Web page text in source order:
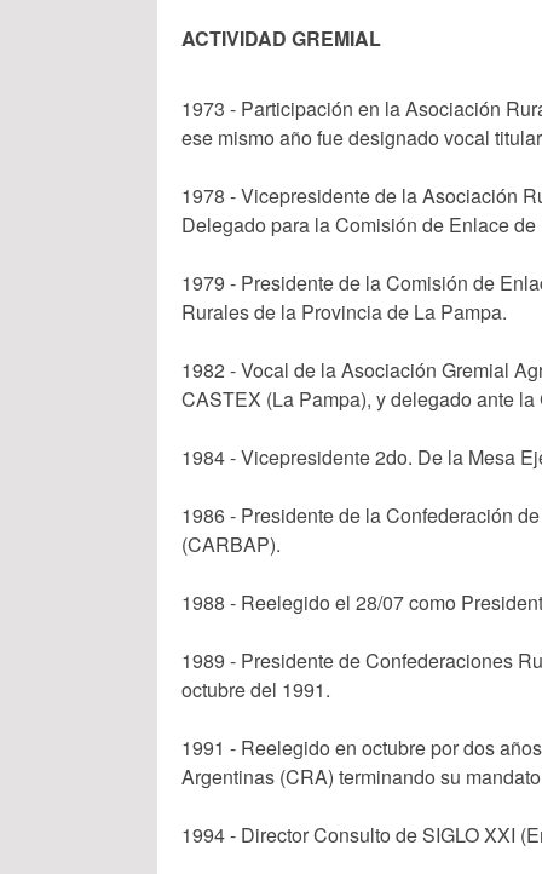
ACTIVIDAD GREMIAL
1973 - Participación en la Asociación
ese mismo año fue designado vocal
1978 - Vicepresidente de la Asociación
Delegado para la Comisión de Enlace de
1979 - Presidente de la Comisión de
Rurales de la Provincia de La Pampa.
1982 - Vocal de la Asociación Gremial
CASTEX (La Pampa), y delegado ante
1984 - Vicepresidente 2do. De la Mesa
1986 - Presidente de la Confederación
(CARBAP).
1988 - Reelegido el 28/07 como
1989 - Presidente de Confederaciones
octubre del 1991.
1991 - Reelegido en octubre por dos
Argentinas (CRA) terminando su
1994 - Director Consulto de SIGLO XXI